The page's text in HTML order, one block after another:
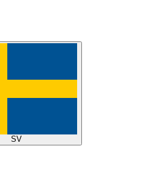
SV